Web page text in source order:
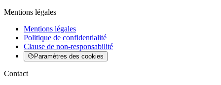
Mentions légales
Mentions légales
Politique de confidentialité
Clause de non-responsabilité
Paramètres des cookies
Contact